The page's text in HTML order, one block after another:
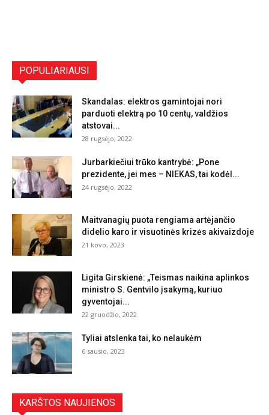
POPULIARIAUSI
Skandalas: elektros gamintojai nori
parduoti elektrą po 10 centų, valdžios
atstovai...
28 rugsėjo, 2022
Jurbarkiečiui trūko kantrybė: „Pone
prezidente, jei mes – NIEKAS, tai kodėl...
24 rugsėjo, 2022
Maitvanagių puota rengiama artėjančio
didelio karo ir visuotinės krizės akivaizdoje
21 kovo, 2023
Ligita Girskienė: „Teismas naikina aplinkos
ministro S. Gentvilo įsakymą, kuriuo
gyventojai...
22 gruodžio, 2022
Tyliai atslenka tai, ko nelaukėm
6 sausio, 2023
KARŠTOS NAUJIENOS